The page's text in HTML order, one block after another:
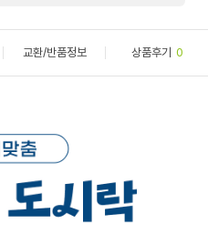
교환/반품정보 상품후기 0